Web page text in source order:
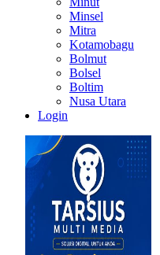
Minsel
Mitra
Kotamobagu
Bolmut
Bolsel
Boltim
Nusa Utara
Login